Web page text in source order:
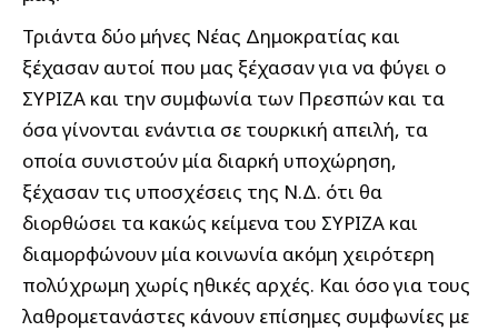
Τριάντα δύο μήνες Νέας Δημοκρατίας και
ξέχασαν αυτοί που μας ξέχασαν για να φύγει ο
ΣΥΡΙΖΑ και την συμφωνία των Πρεσπών και τα
όσα γίνονται ενάντια σε τουρκική απειλή, τα
οποία συνιστούν μία διαρκή υποχώρηση,
ξέχασαν τις υποσχέσεις της Ν.Δ. ότι θα
διορθώσει τα κακώς κείμενα του ΣΥΡΙΖΑ και
διαμορφώνουν μία κοινωνία ακόμη χειρότερη
πολύχρωμη χωρίς ηθικές αρχές. Και όσο για τους
λαθρομετανάστες κάνουν επίσημες συμφωνίες με